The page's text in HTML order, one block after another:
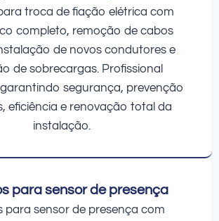
troca de fiação elétrica com
completo, remoção de cabos
de novos condutores e
de sobrecargas. Profissional
segurança, prevenção
eficiência e renovação total da
instalação.
para sensor de presença
para sensor de presença com